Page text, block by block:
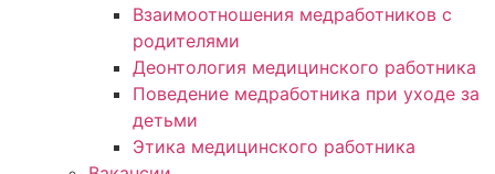
Взаимоотношения медработников с
родителями
Деонтология медицинского работника
Поведение медработника при уходе за
детьми
Этика медицинского работника